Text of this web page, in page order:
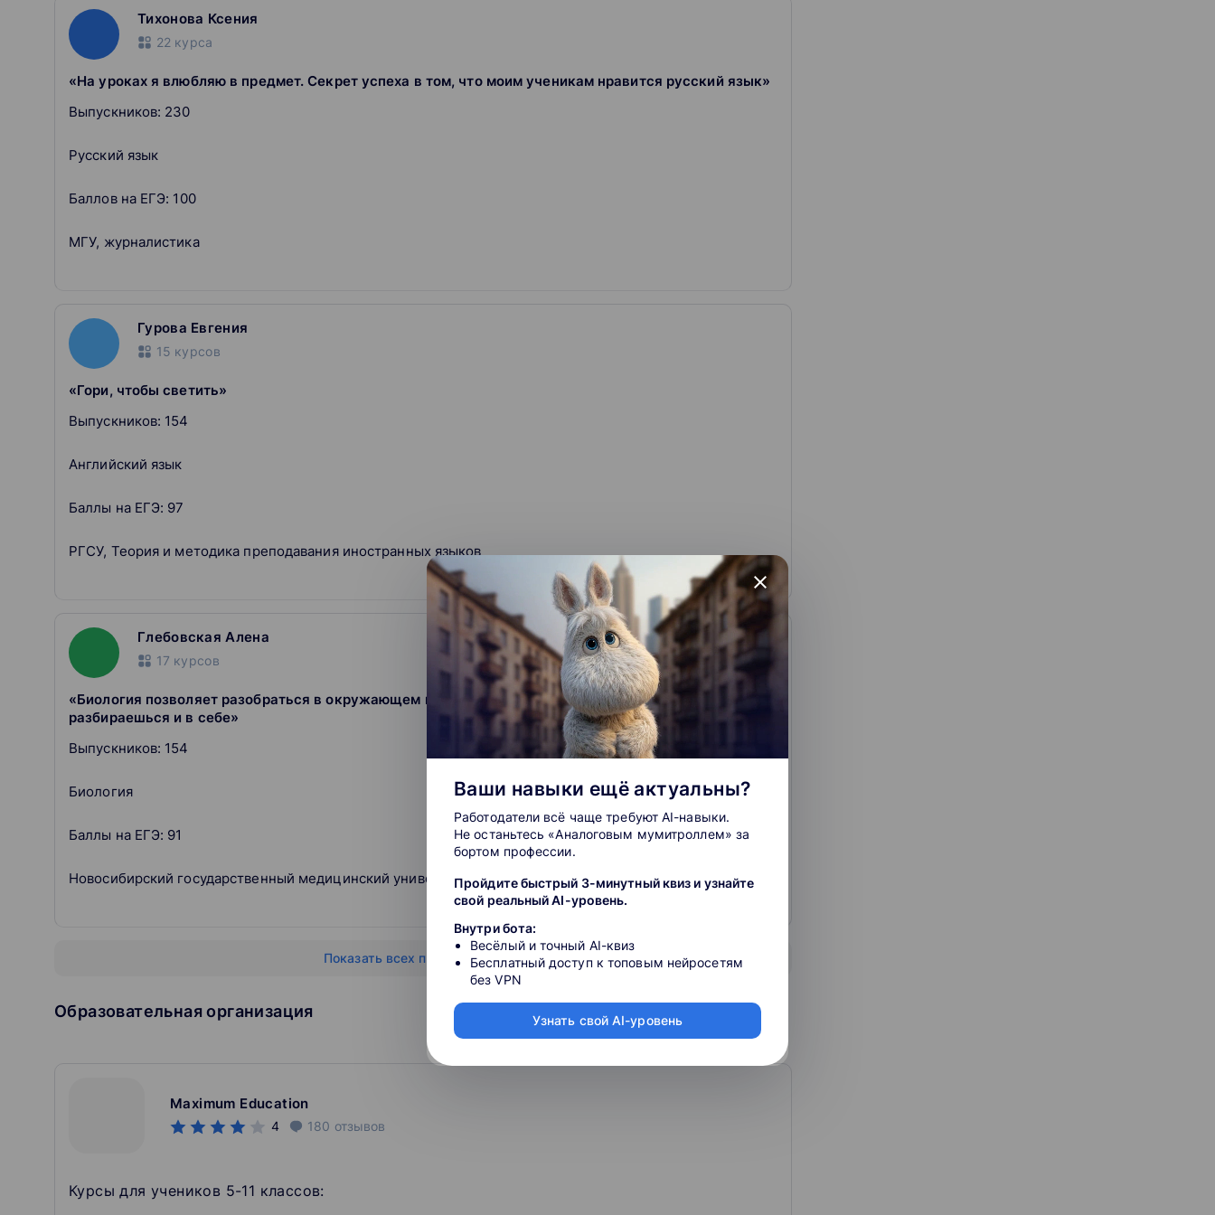
академических часов
Наши преподаватели
- Прошли отбор и методическое обучение, чтобы объяснять интересно и понятно
отчитываются о результатах
- Находят общий язык с подростками, не ругают за ошибки, отвечают на вопросы
Тихонова Ксения
22 курса
«На уроках я влюбляю в предмет. Секрет успеха в том, что моим ученикам нравится русский язык»
Выпускников: 230
Русский язык
Баллов на ЕГЭ: 100
МГУ, журналистика
Гурова Евгения
15 курсов
«Гори, чтобы светить»
Выпускников: 154
Английский язык
Баллы на ЕГЭ: 97
РГСУ, Теория и методика преподавания иностранных языков
Глебовская Алена
17 курсов
«Биология позволяет разобраться в окружающем мире, а если разбираешься в мире, то
разбираешься и в себе»
Выпускников: 154
Биология
Баллы на ЕГЭ: 91
Новосибирский государственный медицинский университет, Лечебное дело
Показать всех преподавателей
Образовательная организация
Maximum Education
4 180 отзывов
Курсы для учеников 5-11 классов:
close
Ваши навыки ещё актуальны?
Работодатели всё чаще требуют AI-навыки.
Не останьтесь «Аналоговым мумитроллем» за
бортом профессии.
Пройдите быстрый 3-минутный квиз и узнайте
свой реальный AI-уровень.
Внутри бота:
Весёлый и точный AI-квиз
Бесплатный доступ к топовым нейросетям
без VPN
Узнать свой AI-уровень